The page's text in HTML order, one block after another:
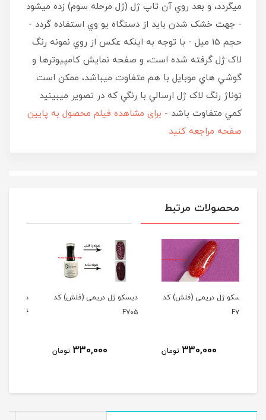
ميگردد، و بعد روي آن تاپ ژل (ژل مرحله سوم) زده ميشود
- جهت خشک شدن بايد از دستگاه يو وي استفاده گردد -
حجم 15 ميل - با توجه به اينکه عکس از روي نمونه رنگ
لاک ژل گرفته شده است، و صفحه نمايش کامپيوترها و
گوشي هاي موبايل با هم متفاوت ميباشد، ممکن است
توناژ رنگ لاک ژل ارسالي با رنگي که در تصوير ميبينيد
کمي متفاوت باشد - برای مشاهده فیلم محصول به پایین
صفحه مراجعه کنید
محصولات مرتبط
دیسکو ژل دریمی (فلش) کد
330,000
دیسکو ژل دریمی (فلش) کد
330,000